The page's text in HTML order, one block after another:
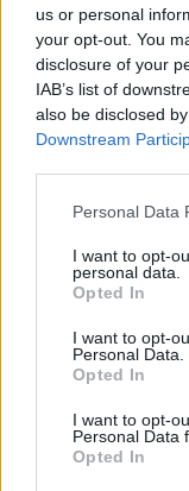
us or personal
your opt-out. You
disclosure of your
IAB’s list of
also be disclosed
Downstream
Personal Data
I want to opt-
personal data.
Opted In
I want to opt-
Personal Data.
Opted In
I want to opt-
Personal Data
Opted In
Recent
Žiadne
Archives
júl 2026
február 2026
november 2025
júl 2025
január 2025